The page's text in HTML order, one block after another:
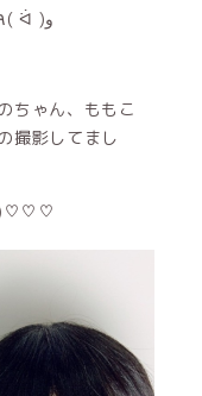
こんばんは、大須店ゆりかてんです٩( ᐛ )و
ちゃん、ももこ
撮影してまし